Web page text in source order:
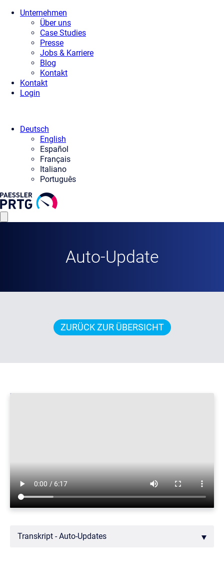
Unternehmen
Über uns
Case Studies
Presse
Jobs & Karriere
Blog
Kontakt
Kontakt
Login
Deutsch
English
Español
Français
Italiano
Português
Auto-Update
ZURÜCK ZUR ÜBERSICHT
Transkript - Auto-Updates